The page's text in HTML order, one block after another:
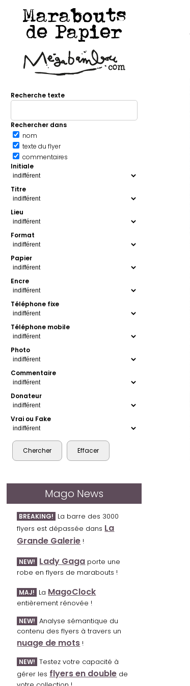
Marabouts
de Papier
Recherche texte
Rechercher dans
nom
texte du flyer
commentaires
Initiale
Titre
Lieu
Format
Papier
Encre
Téléphone fixe
Téléphone mobile
Photo
Commentaire
Donateur
Vrai ou Fake
Mago News
BREAKING! La barre des 3000
flyers est dépassée dans La
Grande Galerie !
NEW! Lady Gaga porte une
robe en flyers de marabouts !
MAJ! La MagoClock
entièrement rénovée !
NEW! Analyse sémantique du
contenu des flyers à travers un
nuage de mots !
NEW! Testez votre capacité à
gérer les flyers en double de